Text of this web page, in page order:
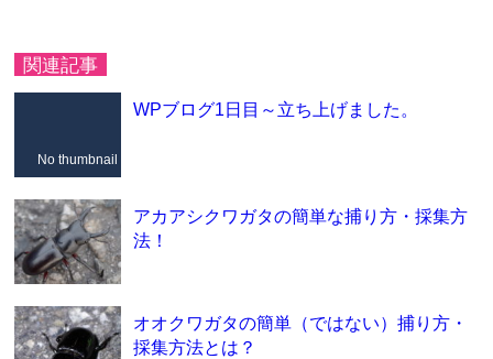
関連記事
No thumbnail
WPブログ1日目～立ち上げました。
アカアシクワガタの簡単な捕り方・採集方
法！
オオクワガタの簡単（ではない）捕り方・
採集方法とは？